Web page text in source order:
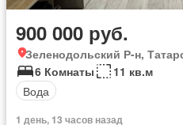
900 000 руб.
Зеленодольский Р-н,
6 Комнаты
11 кв.м
Вода
1 день, 13 часов назад